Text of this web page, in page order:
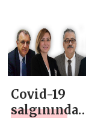
ekonomik
sistemde
parlayan
ülkelerin
başında
var”
Covid-19
salgınında